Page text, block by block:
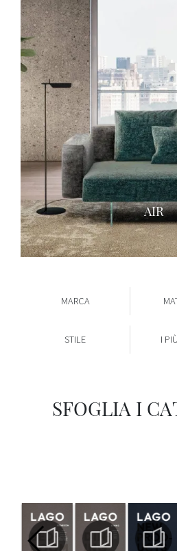
MARCA
STILE I
AIR
SFOGLIA I